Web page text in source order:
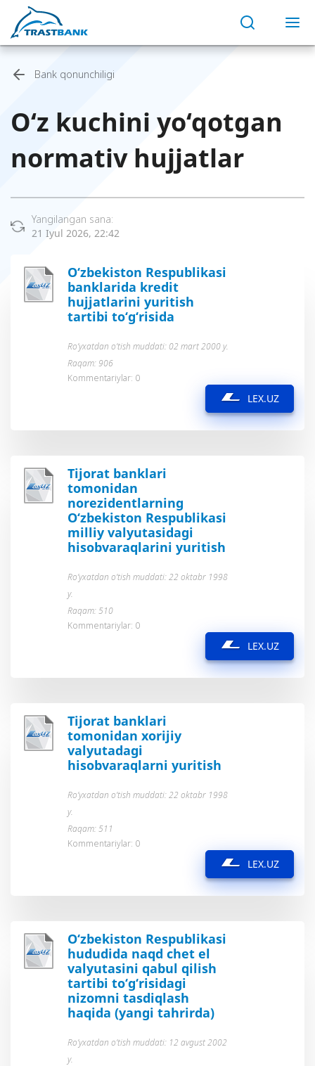
Bank qonunchiligi
O‘z kuchini yo‘qotgan
normativ hujjatlar
Yangilangan sana:
21 Iyul 2026, 22:42
O‘zbekiston Respublikasi
banklarida kredit
hujjatlarini yuritish
tartibi to‘g‘risida
Ro’yxatdan o’tish muddati: 02 mart 2000 y.
Raqam: 906
Kommentariylar: 0
LEX.UZ
Tijorat banklari
tomonidan
norezidentlarning
O‘zbekiston Respublikasi
milliy valyutasidagi
hisobvaraqlarini yuritish
Ro’yxatdan o’tish muddati: 22 oktabr 1998
y.
Raqam: 510
Kommentariylar: 0
LEX.UZ
Tijorat banklari
tomonidan xorijiy
valyutadagi
hisobvaraqlarni yuritish
Ro’yxatdan o’tish muddati: 22 oktabr 1998
y.
Raqam: 511
Kommentariylar: 0
LEX.UZ
O‘zbekiston Respublikasi
hududida naqd chet el
valyutasini qabul qilish
tartibi to‘g‘risidagi
nizomni tasdiqlash
haqida (yangi tahrirda)
Ro’yxatdan o’tish muddati: 12 avgust 2002
y.